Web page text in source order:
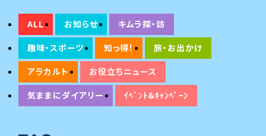
ALL お知らせ
キムラ探・訪
趣味・スポーツ
知っ得！
旅・お出かけ
アラカルト
お役立ちニュース
気ままにダイアリー
ｲﾍﾞﾝﾄ＆ｷｬﾝﾍﾟｰﾝ